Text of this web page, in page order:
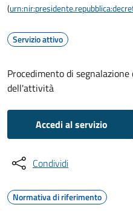
(
Servizio attivo
Procedimento di
dell'attività
Accedi al servizio
Condividi
Normativa di riferimento